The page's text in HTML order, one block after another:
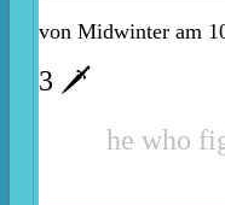
von Midwinter am
3 🗡
he who